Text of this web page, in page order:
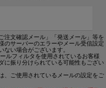
注文確認メール」「発送メール」等を
のサーバーのエラーやメール受信設定
い場合がございます。
ルフィルタを使用されているお客様
に振り分けられている可能性もござい
、ご使用されているメールの設定をご